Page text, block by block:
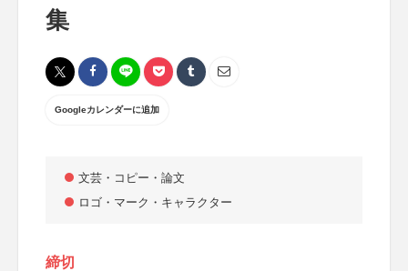
集
Googleカレンダーに追加
文芸・コピー・論文
ロゴ・マーク・キャラクター
締切